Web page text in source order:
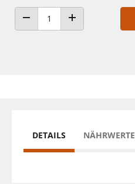
ANZAHL VERRINGERNANZAHL ERHÖHEN
DETAILS NÄHRWERTE